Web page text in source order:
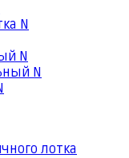
N
N
N
лотка